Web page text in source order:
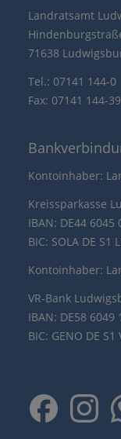
Landratsamt
71638
Tel.: 07141 144-0
Fax: 07141 144-
Kontoinhaber:
Kreissparkasse
IBAN: DE44 6045
BIC: SOLA DE S1
Kontoinhaber:
VR-Bank
IBAN: DE58 6049
BIC: GENO DE S1